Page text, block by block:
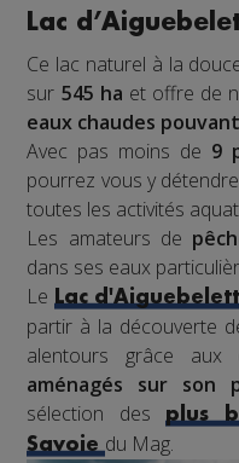
Lac
Ce lac naturel à la
sur 545 ha et offre de
eaux chaudes
Avec pas moins de 9
pourrez vous y
toutes les activités
Les amateurs de
dans ses eaux
Le
Lac
partir à la découverte
alentours grâce aux
aménagés sur son
sélection desplus
Savoie du Mag.